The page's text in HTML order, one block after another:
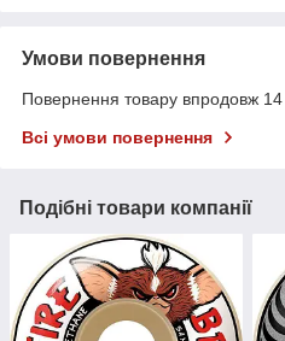
Умови повернення
Повернення товару впродовж 14
Всі умови повернення
Подібні товари компанії